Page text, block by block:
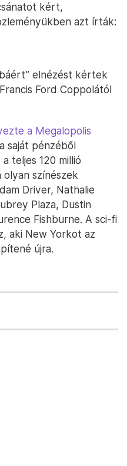
kért,
azt írták:
elnézést kértek
Ford Coppolától
a Megalopolis
saját pénzéből
teljes 120 millió
színészek
Driver, Nathalie
Plaza, Dustin
Fishburne. A sci-fi
aki New Yorkot az
újra.